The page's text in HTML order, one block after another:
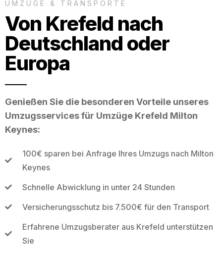
UMZÜGE & TRANSPORTE
Von Krefeld nach
Deutschland oder
Europa
Genießen Sie die besonderen Vorteile unseres
Umzugsservices für Umzüge Krefeld Milton
Keynes:
100€ sparen bei Anfrage Ihres Umzugs nach Milton
Keynes
Schnelle Abwicklung in unter 24 Stunden
Versicherungsschutz bis 7.500€ für den Transport
Erfahrene Umzugsberater aus Krefeld unterstützen
Sie